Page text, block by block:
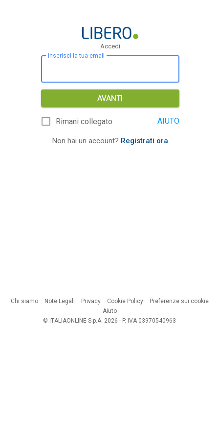
Accedi
Inserisci la tua email
AVANTI
Rimani collegato AIUTO
Non hai un account? Registrati ora
Chi siamo Note Legali Privacy Cookie Policy
Preferenze sui cookie
Aiuto
© ITALIAONLINE S.p.A. 2026 - P. IVA 03970540963